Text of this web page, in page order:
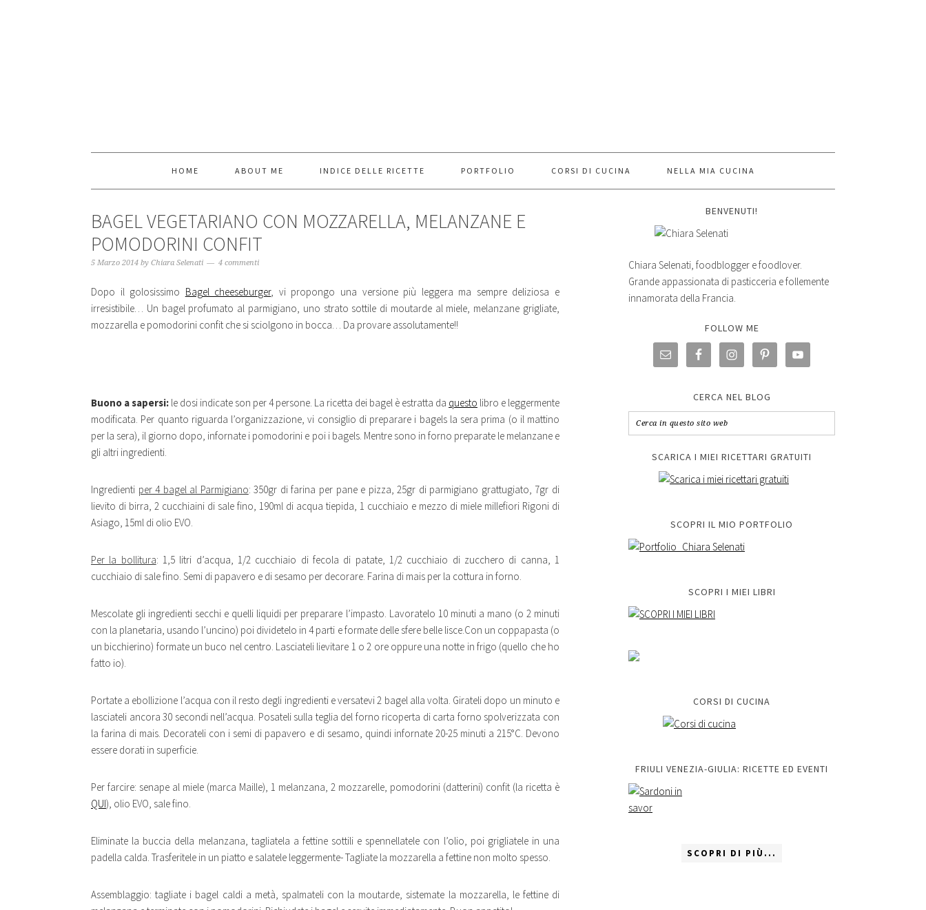
HOME ABOUT ME INDICE DELLE RICETTE PORTFOLIO CORSI DI CUCINA NELLA MIA CUCINA
BAGEL VEGETARIANO CON MOZZARELLA, MELANZANE E
POMODORINI CONFIT
5 Marzo 2014 by Chiara Selenati 4 commenti
Dopo il golosissimo Bagel cheeseburger, vi propongo una versione più leggera ma sempre deliziosa e
irresistibile… Un bagel profumato al parmigiano, uno strato sottile di moutarde al miele, melanzane grigliate,
mozzarella e pomodorini confit che si sciolgono in bocca… Da provare assolutamente!!
Buono a sapersi: le dosi indicate son per 4 persone. La ricetta dei bagel è estratta da questo libro e leggermente
modificata. Per quanto riguarda l’organizzazione, vi consiglio di preparare i bagels la sera prima (o il mattino
per la sera), il giorno dopo, infornate i pomodorini e poi i bagels. Mentre sono in forno preparate le melanzane e
gli altri ingredienti.
Ingredienti per 4 bagel al Parmigiano: 350gr di farina per pane e pizza, 25gr di parmigiano grattugiato, 7gr di
lievito di birra, 2 cucchiaini di sale fino, 190ml di acqua tiepida, 1 cucchiaio e mezzo di miele millefiori Rigoni di
Asiago, 15ml di olio EVO.
Per la bollitura: 1,5 litri d’acqua, 1/2 cucchiaio di fecola di patate, 1/2 cucchiaio di zucchero di canna, 1
cucchiaio di sale fino. Semi di papavero e di sesamo per decorare. Farina di mais per la cottura in forno.
Mescolate gli ingredienti secchi e quelli liquidi per preparare l’impasto. Lavoratelo 10 minuti a mano (o 2 minuti
con la planetaria, usando l’uncino) poi dividetelo in 4 parti e formate delle sfere belle lisce.Con un coppapasta (o
un bicchierino) formate un buco nel centro. Lasciateli lievitare 1 o 2 ore oppure una notte in frigo (quello che ho
fatto io).
Portate a ebollizione l’acqua con il resto degli ingredienti e versatevi 2 bagel alla volta. Girateli dopo un minuto e
lasciateli ancora 30 secondi nell’acqua. Posateli sulla teglia del forno ricoperta di carta forno spolverizzata con
la farina di mais. Decorateli con i semi di papavero e di sesamo, quindi infornate 20-25 minuti a 215°C. Devono
essere dorati in superficie.
Per farcire: senape al miele (marca Maille), 1 melanzana, 2 mozzarelle, pomodorini (datterini) confit (la ricetta è
QUI), olio EVO, sale fino.
Eliminate la buccia della melanzana, tagliatela a fettine sottili e spennellatele con l’olio, poi grigliatele in una
padella calda. Trasferitele in un piatto e salatele leggermente- Tagliate la mozzarella a fettine non molto spesso.
Assemblaggio: tagliate i bagel caldi a metà, spalmateli con la moutarde, sistemate la mozzarella, le fettine di
BENVENUTI!
Chiara Selenati, foodblogger e foodlover.
Grande appassionata di pasticceria e follemente
innamorata della Francia.
FOLLOW ME
CERCA NEL BLOG
SCARICA I MIEI RICETTARI GRATUITI
SCOPRI IL MIO PORTFOLIO
SCOPRI I MIEI LIBRI
CORSI DI CUCINA
FRIULI VENEZIA-GIULIA: RICETTE ED EVENTI
SCOPRI DI PIÙ...